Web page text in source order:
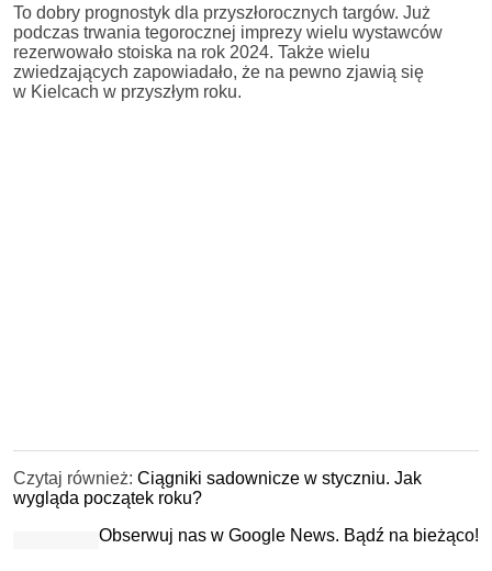
To dobry prognostyk dla przyszłorocznych targów. Już
podczas trwania tegorocznej imprezy wielu wystawców
rezerwowało stoiska na rok 2024. Także wielu
zwiedzających zapowiadało, że na pewno zjawią się
w Kielcach w przyszłym roku.
Czytaj również: Ciągniki sadownicze w styczniu. Jak
wygląda początek roku?
Obserwuj nas w Google News. Bądź na bieżąco!